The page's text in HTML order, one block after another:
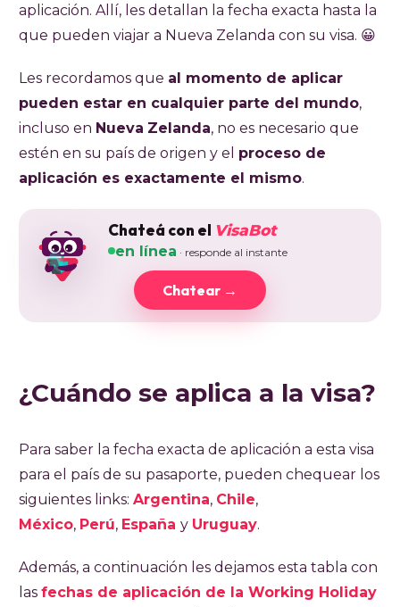
aplicación. Allí, les detallan la fecha exacta hasta la
que pueden viajar a Nueva Zelanda con su visa. 😀
Les recordamos que al momento de aplicar
pueden estar en cualquier parte del mundo,
incluso en Nueva Zelanda, no es necesario que
estén en su país de origen y el proceso de
aplicación es exactamente el mismo.
Chateá con el VisaBot
en línea · responde al instante
Chatear →
¿Cuándo se aplica a la visa?
Para saber la fecha exacta de aplicación a esta visa
para el país de su pasaporte, pueden chequear los
siguientes links: Argentina, Chile,
México, Perú, España y Uruguay.
Además, a continuación les dejamos esta tabla con
las fechas de aplicación de la Working Holiday